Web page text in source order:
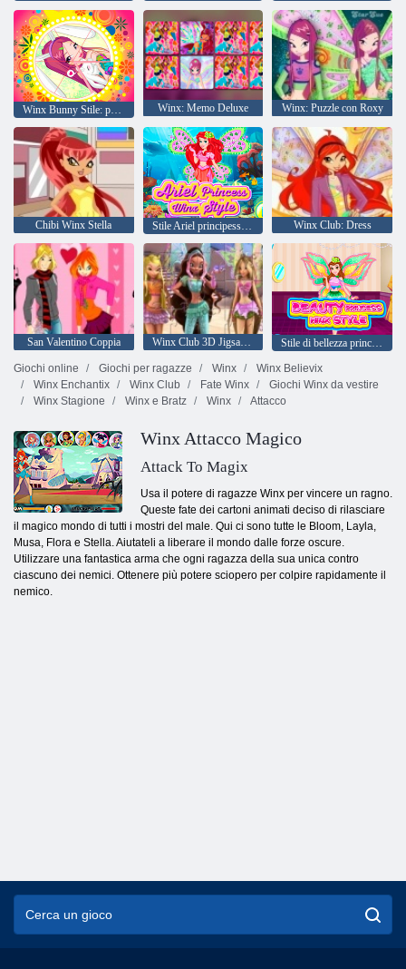
Winx: Memo Deluxe Winx: Puzzle con Roxy
Chibi Winx Stella Stile Ariel principessa Winx Winx Club: Dress
San Valentino Coppia Winx Club 3D Jigsaw Puzzle
Stile di bellezza principessa Winx
Giochi online
Giochi per ragazze Winx
Winx Believix
Winx Enchantix
Winx Club Fate Winx
Giochi Winx da vestire
Winx Stagione
Winx e Bratz Winx Attacco
Winx Attacco Magico
Attack To Magix
Usa il potere di ragazze Winx per vincere un ragno.
Queste fate dei cartoni animati deciso di rilasciare
il magico mondo di tutti i mostri del male. Qui ci sono tutte le Bloom, Layla,
Musa, Flora e Stella. Aiutateli a liberare il mondo dalle forze oscure.
Utilizzare una fantastica arma che ogni ragazza della sua unica contro
ciascuno dei nemici. Ottenere più potere sciopero per colpire rapidamente il
nemico.